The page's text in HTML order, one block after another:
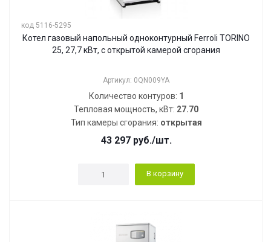
код 5116-5295
Котел газовый напольный одноконтурный Ferroli TORINO
25, 27,7 кВт, с открытой камерой сгорания
Артикул: 0QN009YA
Количество контуров: 1
Тепловая мощность, кВт: 27.70
Тип камеры сгорания: открытая
43 297руб./шт.
В корзину